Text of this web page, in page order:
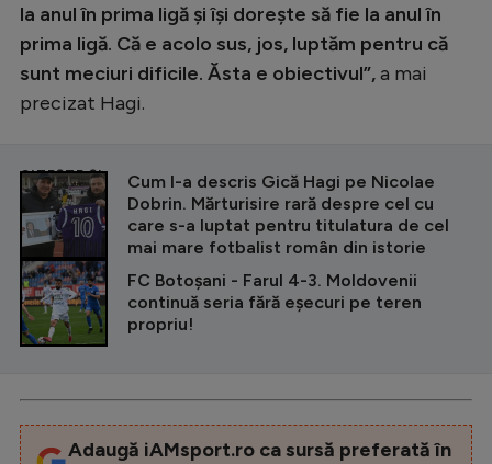
la anul în prima ligă și își dorește să fie la anul în
prima ligă. Că e acolo sus, jos, luptăm pentru că
sunt meciuri dificile. Ăsta e obiectivul”,a mai
precizat Hagi.
CITEȘTE ȘI
Cum l-a descris Gică Hagi pe Nicolae
Dobrin. Mărturisire rară despre cel cu
care s-a luptat pentru titulatura de cel
mai mare fotbalist român din istorie
FC Botoșani - Farul 4-3. Moldovenii
continuă seria fără eșecuri pe teren
propriu!
Adaugă iAMsport.ro ca sursă preferată în